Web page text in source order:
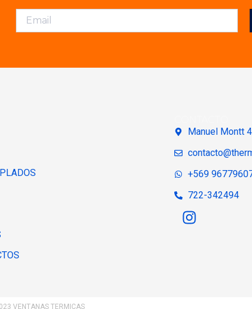
Manuel Montt
+569
722-342494
VENTANAS TERMICAS